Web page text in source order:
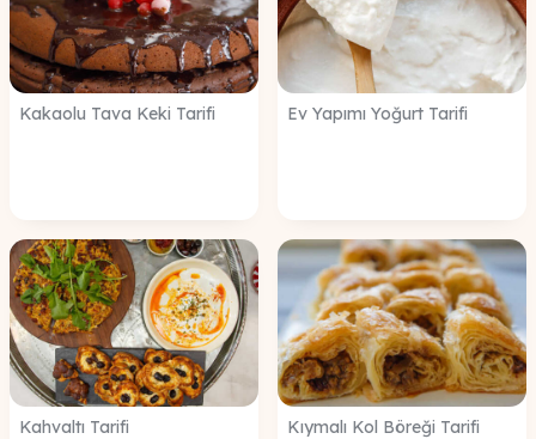
Kakaolu Tava Keki Tarifi Ev Yapımı Yoğurt Tarifi
Kahvaltı Tarifi Kıymalı Kol Böreği Tarifi